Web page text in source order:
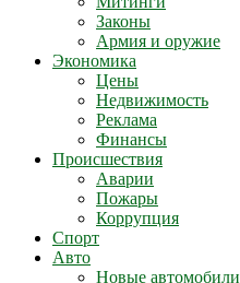
Законы
Армия и оружие
Экономика
Цены
Недвижимость
Реклама
Финансы
Происшествия
Аварии
Пожары
Коррупция
Спорт
Авто
Новые автомобили